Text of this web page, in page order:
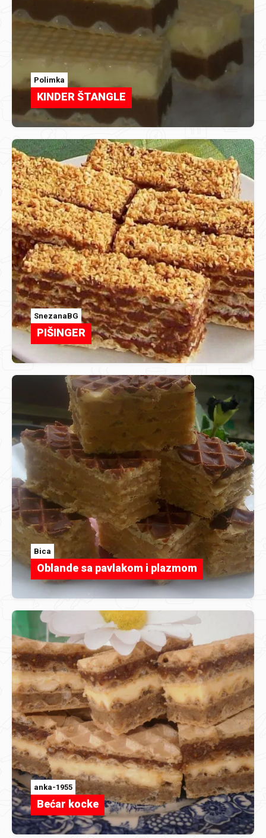
Polimka
KINDER ŠTANGLE
SnezanaBG
PIŠINGER
Bica
Oblande sa pavlakom i plazmom
anka-1955
Bećar kocke